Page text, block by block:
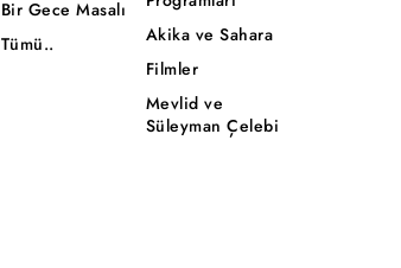
Bir Gece Masalı
Tümü..
Akika ve Sahara
Filmler
Mevlid ve
Süleyman Çelebi